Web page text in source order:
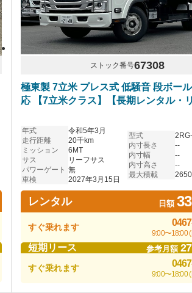
ストック番号67308
極東製 7立米 プレス式 低騒音 段ボー
応 【7立米クラス】【長期レンタル・
年式
令和5年3月
走行距離
20千km
ミッション
6MT
サス
リーフサス
パワーゲート 無
車検
2027年3月15日
型式
内寸長さ
--
内寸幅
--
内寸高さ
--
最大積載
レンタル 日額
すぐ乗れます
9:00〜18:00
短期リース 参考月額
すぐ乗れます
9:00〜18:00